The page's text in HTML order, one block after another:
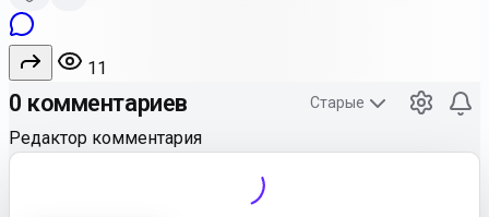
11
0 комментариев Старые
Редактор комментария